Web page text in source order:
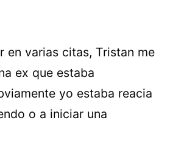
en varias citas, Tristan me
ex que estaba
yo estaba reacia
o a iniciar una